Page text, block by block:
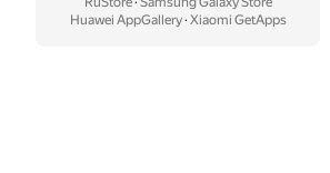
Huawei AppGallery· Xiaomi GetApps